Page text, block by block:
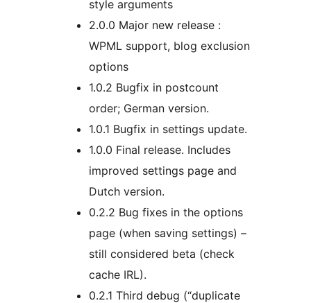
style arguments
2.0.0 Major new release :
WPML support, blog exclusion
options
1.0.2 Bugfix in postcount
order; German version.
1.0.1 Bugfix in settings update.
1.0.0 Final release. Includes
improved settings page and
Dutch version.
0.2.2 Bug fixes in the options
page (when saving settings) –
still considered beta (check
cache IRL).
0.2.1 Third debug (“duplicate